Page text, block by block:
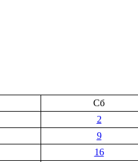
Сб
2
9
16